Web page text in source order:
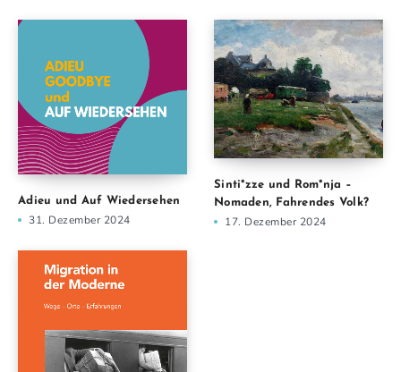
Adieu und Auf Wiedersehen
31. Dezember 2024
Sinti*zze und Rom*nja –
Nomaden, Fahrendes Volk?
17. Dezember 2024